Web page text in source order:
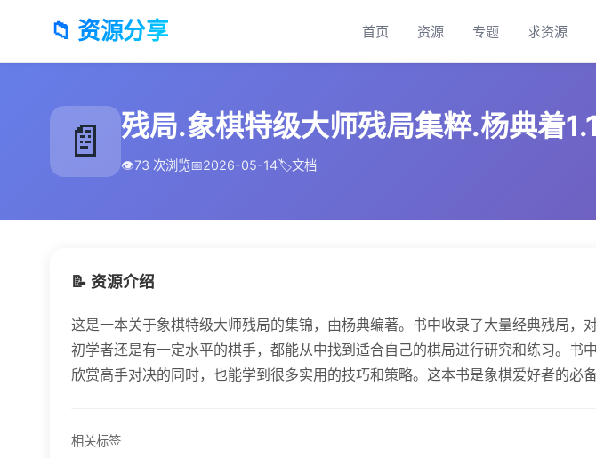
📁 资源分享 首页 资源 专题 求资源
📄 残局.象棋特级大师残局集粹.杨典着
👁️73 次浏览📅2026-05-14🏷️文档
📝 资源介绍
这是一本关于象棋特级大师残局的集锦，由杨典编著。书中收录了大量经典残局，
初学者还是有一定水平的棋手，都能从中找到适合自己的棋局进行研究和练习。书
欣赏高手对决的同时，也能学到很多实用的技巧和策略。这本书是象棋爱好者的必
相关标签